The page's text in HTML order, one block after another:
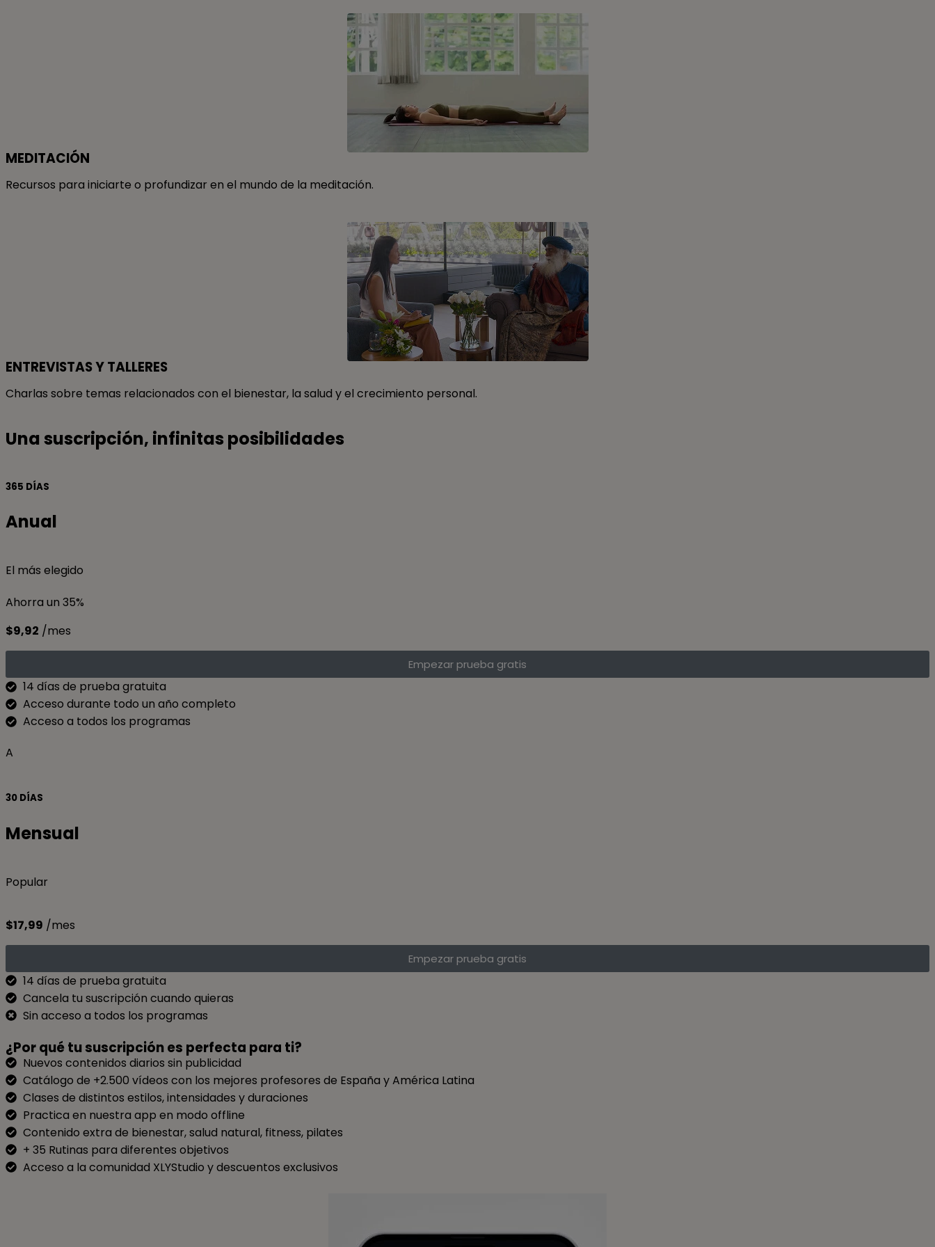
MEDITACIÓN
Recursos para iniciarte o profundizar en el mundo de la meditación.
ENTREVISTAS Y TALLERES
Charlas sobre temas relacionados con el bienestar, la salud y el crecimiento personal.
Una suscripción, infinitas posibilidades
365 DÍAS
Anual
El más elegido
Ahorra un 35%
$9,92 /mes
Empezar prueba gratis
14 días de prueba gratuita
Acceso durante todo un año completo
Acceso a todos los programas
A
30 DÍAS
Mensual
Popular
$17,99 /mes
Empezar prueba gratis
14 días de prueba gratuita
Cancela tu suscripción cuando quieras
Sin acceso a todos los programas
¿Por qué tu suscripción es perfecta para ti?
Nuevos contenidos diarios sin publicidad
Catálogo de +2.500 vídeos con los mejores profesores de España y América Latina​
Clases de distintos estilos, intensidades y duraciones​
Practica en nuestra app en modo offline​
Contenido extra de bienestar, salud natural, fitness, pilates​
+ 35 Rutinas para diferentes objetivos​
Acceso a la comunidad XLYStudio y descuentos exclusivos​
Cookies
Utilizamos cookies propias y de terceros para fines analíticos y
mostrarte publicidad relacionada con tus preferencias, en base a
un perfil elaborado a partir de tus hábitos de navegación. Clica
para más información. Puedes aceptar todas las cookies
pulsando el botón "Aceptar" o configurarlas o rechazar su uso en el
botón "Configurar preferencias".
Rechazar todas Aceptar todas las cookies